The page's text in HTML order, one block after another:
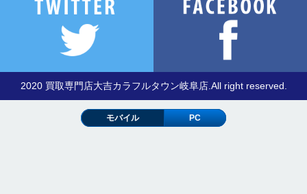
2020 買取専門店大吉カラフルタウン岐阜店.All right reserved.
モバイル PC